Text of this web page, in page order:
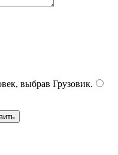
выбрав Грузовик.